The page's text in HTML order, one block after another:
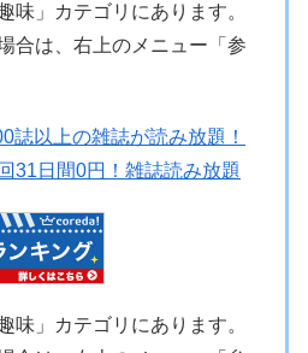
味」カテゴリにあります。
合は、右上のメニュー「参
誌以上の雑誌が読み放題！
31日間0円！雑誌読み放題
味」カテゴリにあります。